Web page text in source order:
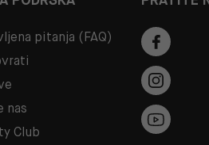
pitanja (FAQ)
nas
Club